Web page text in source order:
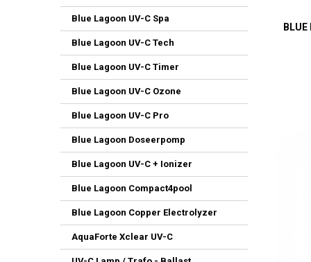
Blue Lagoon UV-C Spa
Blue Lagoon UV-C Tech
Blue Lagoon UV-C Timer
Blue Lagoon UV-C Ozone
Blue Lagoon UV-C Pro
Blue Lagoon Doseerpomp
Blue Lagoon UV-C + Ionizer
Blue Lagoon Compact4pool
Blue Lagoon Copper Electrolyzer
AquaForte Xclear UV-C